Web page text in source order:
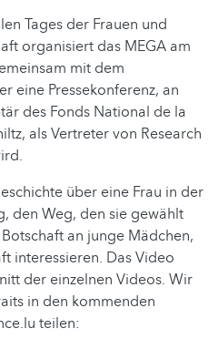
Tages der Frauen und
organisiert das MEGA am
mit dem
eine Pressekonferenz, an
des Fonds National de la
als Vertreter von Research
über eine Frau in der
den Weg, den sie gewählt
an junge Mädchen,
interessieren. Das Video
der einzelnen Videos. Wir
in den kommenden
teilen: